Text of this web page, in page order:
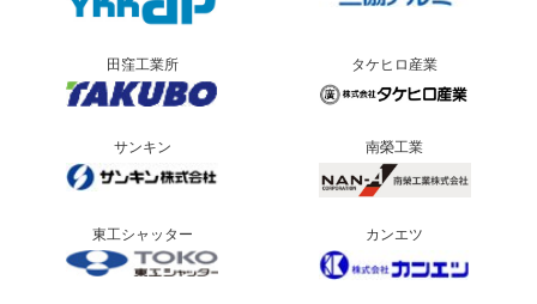
田窪工業所 タケヒロ産業
サンキン 南榮工業
東工シャッター カンエツ